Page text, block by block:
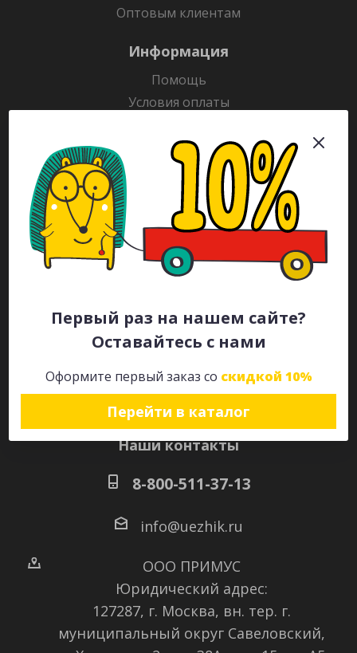
Первый раз на нашем сайте?
Оставайтесь с нами
Оформите первый заказ со скидкой 10%
Перейти в каталог
Оптовым клиентам
Информация
Помощь
Условия оплаты
Гарантия на товар
Раскраски
Рекламодателям
Каталог
Будьте всегда в курсе!
Наши контакты
8-800-511-37-13
info@uezhik.ru
ООО ПРИМУС
Юридический адрес:
127287, г. Москва, вн. тер. г.
муниципальный округ Савеловский,